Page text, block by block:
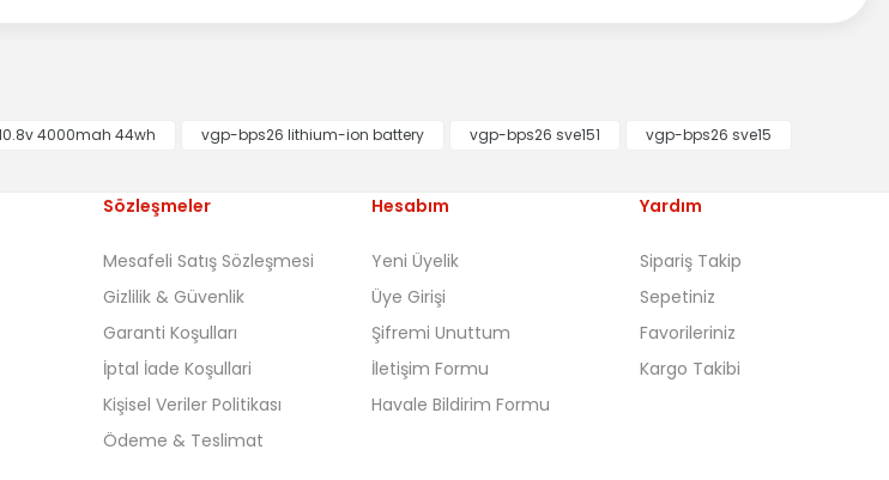
4000mah 44wh vgp-bps26 lithium-ion battery vgp-bps26 sve151
vgp-bps26 sve15
Sözleşmeler
Mesafeli Satış Sözleşmesi
Gizlilik & Güvenlik
Garanti Koşulları
İptal İade Koşullari
Kişisel Veriler Politikası
Ödeme & Teslimat
Hesabım
Yeni Üyelik
Üye Girişi
Şifremi Unuttum
İletişim Formu
Havale Bildirim Formu
Yardım
Sipariş Takip
Sepetiniz
Favorileriniz
Kargo Takibi